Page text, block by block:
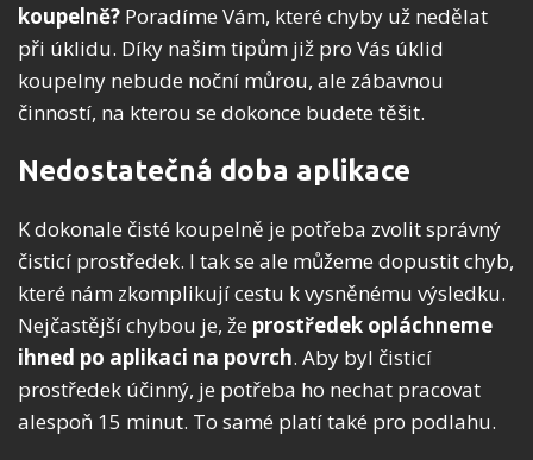
koupelně? Poradíme Vám, které chyby už nedělat
při úklidu. Díky našim tipům již pro Vás úklid
koupelny nebude noční můrou, ale zábavnou
činností, na kterou se dokonce budete těšit.
Nedostatečná doba aplikace
K dokonale čisté koupelně je potřeba zvolit správný
čisticí prostředek. I tak se ale můžeme dopustit chyb,
které nám zkomplikují cestu k vysněnému výsledku.
Nejčastější chybou je, že prostředek opláchneme
ihned po aplikaci na povrch. Aby byl čisticí
prostředek účinný, je potřeba ho nechat pracovat
alespoň 15 minut. To samé platí také pro podlahu.